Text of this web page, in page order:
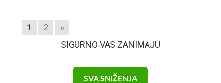
1 2
»
SIGURNO VAS ZANIMAJU
SVA SNIŽENJA